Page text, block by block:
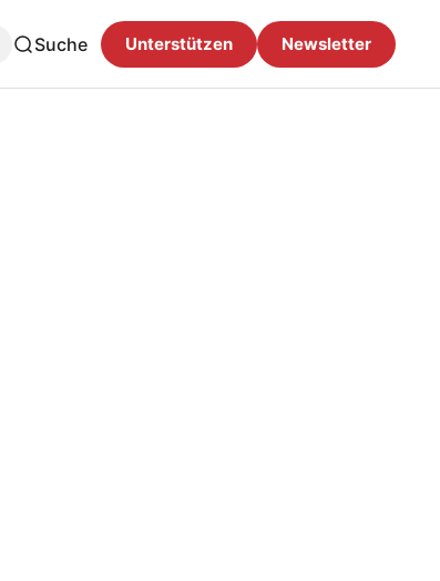
Suche Unterstützen Newsletter